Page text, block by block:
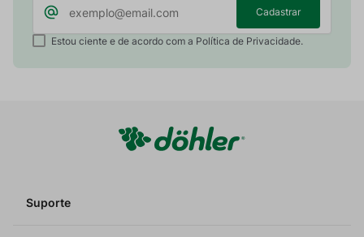
Cadastrar
Estou ciente e de acordo com a Política de Privacidade.
Suporte